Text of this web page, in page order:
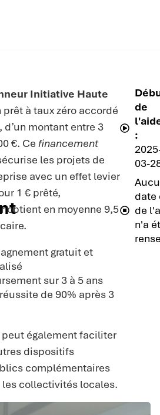
Initiative Haute
à taux zéro accordé
d’un montant entre 3
€. Ce financement
les projets de
avec un effet levier
1 € prêté,
obtient en moyenne 9,5
gratuit et
sur 3 à 5 ans
de 90% après 3
peut également faciliter
dispositifs
complémentaires
les collectivités locales.
de
:
03-
date
de
n'a